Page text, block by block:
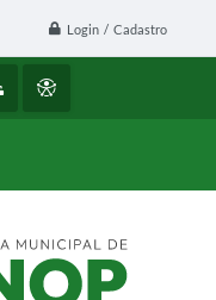
Login / Cadastro